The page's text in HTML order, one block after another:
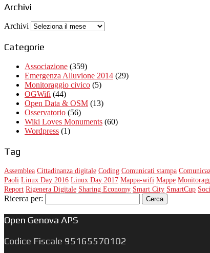
Archivi
Archivi
Categorie
Associazione (359)
Emergenza Alluvione 2014 (29)
Monitoraggio civico (5)
OGWifi (44)
Open Data & OSM (13)
Osservatorio (56)
Wiki Loves Monuments (60)
Wordpress (1)
Tag
Assemblea Cittadinanza digitale Coding Comunicati stampa
Paoli Linux Day 2016 Linux Day 2017 Mappa-wifi Mappe
Report Rigenera Digitale Sharing Economy Smart City SmartCup
Ricerca per:
Open Genova APS
Codice Fiscale 95165570102